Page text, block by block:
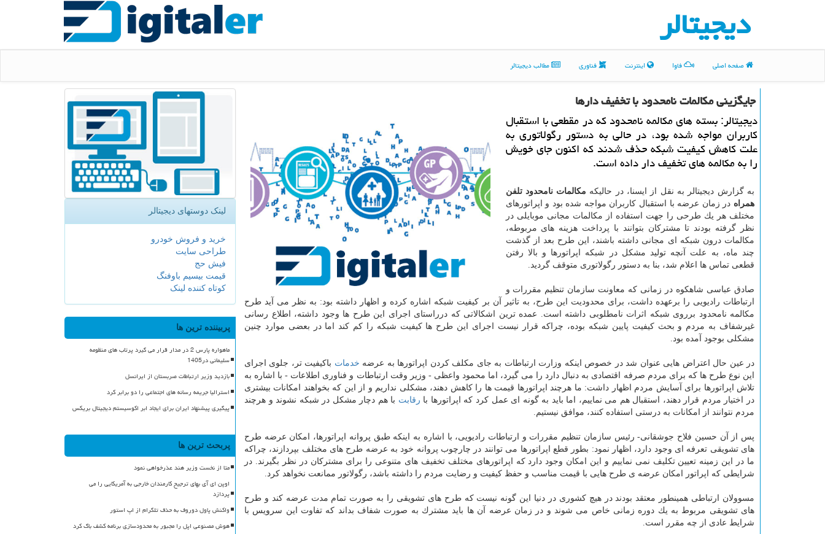
دیجیتالر
صفحه اصلی فاوا اینترنت فناوری مطالب دیجیتالر
جایگزینی مكالمات نامحدود با تخفیف دارها
دیجیتالر: بسته های مكالمه نامحدود كه در مقطعی با استقبال
كاربران مواجه شده بود، در حالی به دستور رگولاتوری به
علت كاهش كیفیت شبكه حذف شدند كه اكنون جای خویش
را به مكالمه های تخفیف دار داده است.
به گزارش دیجیتالر به نقل از ایسنا، در حالیكه مكالمات نامحدود تلفن
همراه در زمان عرضه با استقبال كاربران مواجه شده بود و اپراتورهای
مختلف هر یك طرحی را جهت استفاده از مكالمات مجانی موبایلی در
نظر گرفته بودند تا مشتركان بتوانند با پرداخت هزینه های مربوطه،
مكالمات درون شبكه ای مجانی داشته باشند، این طرح بعد از گذشت
چند ماه، به علت آنچه تولید مشكل در شبكه اپراتورها و بالا رفتن
قطعی تماس ها اعلام شد، بنا به دستور رگولاتوری متوقف گردید.
صادق عباسی شاهكوه در زمانی كه معاونت سازمان تنظیم مقررات و
ارتباطات رادیویی را برعهده داشت، برای محدودیت این طرح، به تاثیر آن بر كیفیت شبكه اشاره كرده و اظهار داشته بود: به نظر می آید طرح
مكالمه نامحدود برروی شبكه اثرات نامطلوبی داشته است. عمده ترین اشكالاتی كه درراستای اجرای این طرح ها وجود داشته، اطلاع رسانی
غیرشفاف به مردم و بحث كیفیت پایین شبكه بوده، چراكه قرار نیست اجرای این طرح ها كیفیت شبكه را كم كند اما در بعضی موارد چنین
مشكلی بوجود آمده بود.
در عین حال اعتراض هایی عنوان شد در خصوص اینكه وزارت ارتباطات به جای مكلف كردن اپراتورها به عرضه خدمات باكیفیت تر، جلوی اجرای
این نوع طرح ها كه برای مردم صرفه اقتصادی به دنبال دارد را می گیرد، اما محمود واعظی - وزیر وقت ارتباطات و فناوری اطلاعات - با اشاره به
تلاش اپراتورها برای آسایش مردم اظهار داشت: ما هرچند اپراتورها قیمت ها را كاهش دهند، مشكلی نداریم و از این كه بخواهند امكانات بیشتری
در اختیار مردم قرار دهند، استقبال هم می نماییم، اما باید به گونه ای عمل كرد كه اپراتورها با رقابت با هم دچار مشكل در شبكه نشوند و هرچند
مردم نتوانند از امكانات به درستی استفاده كنند، موافق نیستیم.
پس از آن حسین فلاح جوشقانی- رئیس سازمان تنظیم مقررات و ارتباطات رادیویی، با اشاره به اینكه طبق پروانه اپراتورها، امكان عرضه طرح
های تشویقی تعرفه ای وجود دارد، اظهار نمود: بطور قطع اپراتورها می توانند در چارچوب پروانه خود به عرضه طرح های مختلف بپردازند، چراكه
ما در این زمینه تعیین تكلیف نمی نماییم و این امكان وجود دارد كه اپراتورهای مختلف تخفیف های متنوعی را برای مشتركان در نظر بگیرند. در
شرایطی كه اپراتور امكان عرضه ی طرح هایی با قیمت مناسب و حفظ كیفیت و رضایت مردم را داشته باشد، رگولاتور ممانعت نخواهد كرد.
مسوولان ارتباطی همینطور معتقد بودند در هیچ كشوری در دنیا این گونه نیست كه طرح های تشویقی را به صورت تمام مدت عرضه كند و طرح
های تشویقی مربوط به یك دوره زمانی خاص می شوند و در زمان عرضه آن ها باید مشترك به صورت شفاف بداند كه تفاوت این سرویس با
شرایط عادی از چه مقرر است.
لینک دوستهای دیجیتالر
خرید و فروش خودرو
طراحی سایت
فیش حج
قیمت بیسیم باوفنگ
کوتاه کننده لینک
پربیننده ترین ها
ماهواره پارس 2 در مدار قرار می گیرد پرتاب های منظومه
سلیمانی در1405
بازدید وزیر ارتباطات صربستان از ایرانسل
استرالیا جریمه رسانه های اجتماعی را دو برابر کرد
پیگیری پیشنهاد ایران برای ایجاد ابر اکوسیستم دیجیتال بریکس
پربحث ترین ها
متا از نخست وزیر هند عذرخواهی نمود
اوپن ای آی بهای ترجیح کارمندان خارجی به آمریکایی را می
پردازد
واکنش پاول دوروف به حذف تلگرام از اپ استور
هوش مصنوعی اپل را مجبور به محدودسازی برنامه کشف باگ کرد